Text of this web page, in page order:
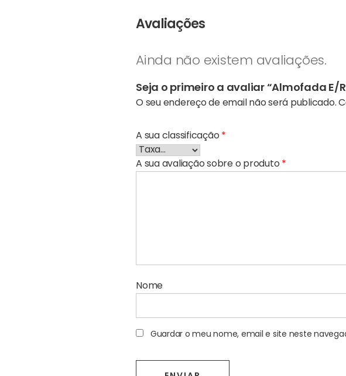
Avaliações
Ainda não existem avaliações.
Seja o primeiro a avaliar “Almofada E/
O seu endereço de email não será publicado.
A sua classificação *
A sua avaliação sobre o produto *
Nome
Guardar o meu nome, email e site neste